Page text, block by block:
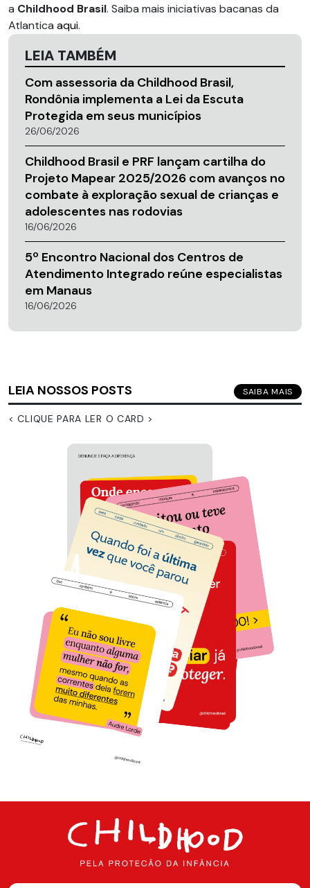
a Childhood Brasil. Saiba mais iniciativas bacanas da
Atlantica aqui.
LEIA TAMBÉM
Com assessoria da Childhood Brasil,
Rondônia implementa a Lei da Escuta
Protegida em seus municípios
26/06/2026
Childhood Brasil e PRF lançam cartilha do
Projeto Mapear 2025/2026 com avanços no
combate à exploração sexual de crianças e
adolescentes nas rodovias
16/06/2026
5º Encontro Nacional dos Centros de
Atendimento Integrado reúne especialistas
em Manaus
16/06/2026
LEIA NOSSOS POSTS SAIBA MAIS
< CLIQUE PARA LER O CARD >